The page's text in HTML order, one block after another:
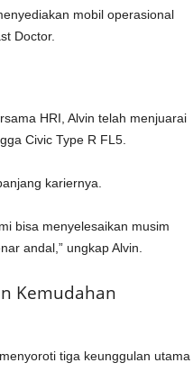
mobil operasional
Doctor.
HRI, Alvin telah menjuarai
Civic Type R FL5.
kariernya.
bisa menyelesaikan musim
andal,” ungkap Alvin.
Kemudahan
tiga keunggulan utama